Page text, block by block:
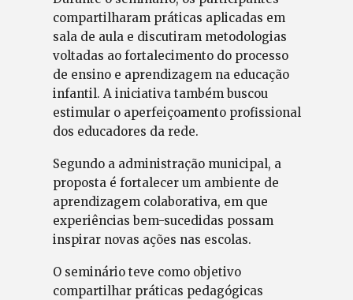
compartilharam práticas aplicadas em
sala de aula e discutiram metodologias
voltadas ao fortalecimento do processo
de ensino e aprendizagem na educação
infantil. A iniciativa também buscou
estimular o aperfeiçoamento profissional
dos educadores da rede.
Segundo a administração municipal, a
proposta é fortalecer um ambiente de
aprendizagem colaborativa, em que
experiências bem-sucedidas possam
inspirar novas ações nas escolas.
O seminário teve como objetivo
compartilhar práticas pedagógicas